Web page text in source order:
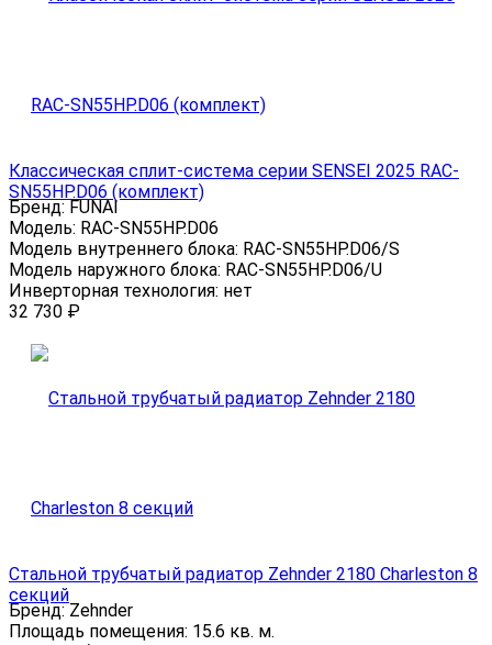
Классическая сплит-система серии SENSEI 2025 RAC-
SN55HP.D06 (комплект)
Бренд:FUNAI
Модель: RAC-SN55HP.D06
Модель внутреннего блока: RAC-SN55HP.D06/S
Модель наружного блока: RAC-SN55HP.D06/U
Инверторная технология: нет
32 730 ₽
Стальной трубчатый радиатор Zehnder 2180 Charleston 8
секций
Бренд:Zehnder
Площадь помещения: 15.6 кв. м.